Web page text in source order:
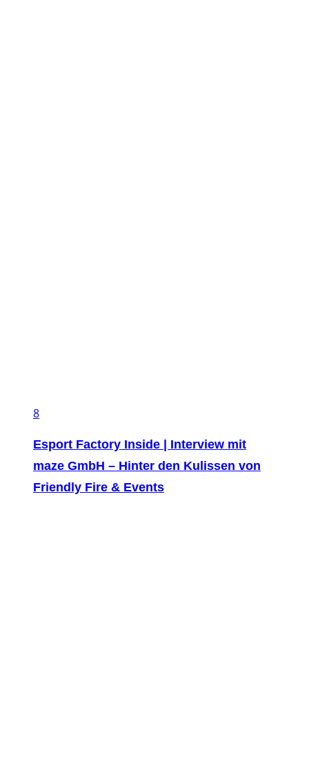
8
Esport Factory Inside | Interview mit
maze GmbH – Hinter den Kulissen von
Friendly Fire & Events